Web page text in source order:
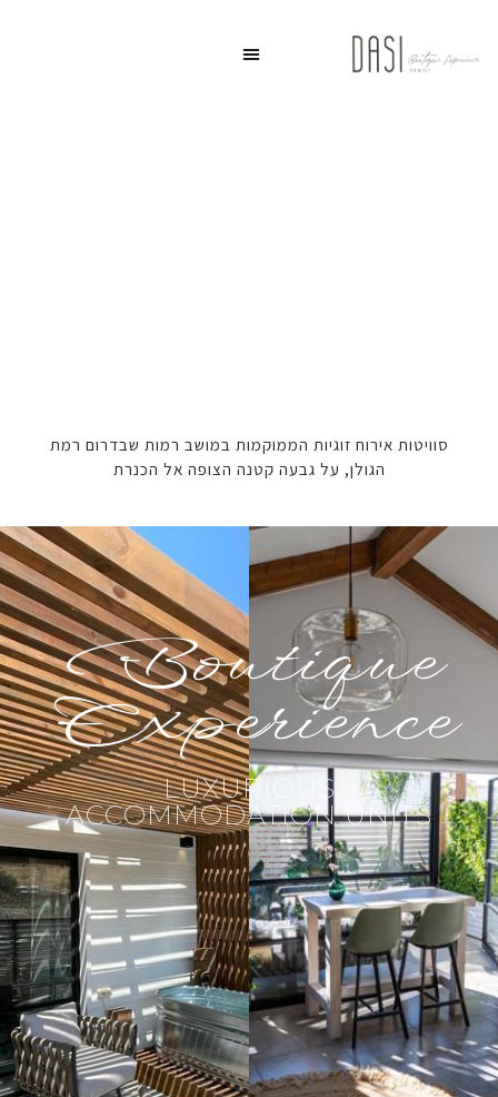
סוויטות אירוח זוגיות הממוקמות במושב רמות שבדרום רמת
הגולן, על גבעה קטנה הצופה אל הכנרת
Boutique
Experience
LUXURIOUS
ACCOMMODATION UNITS